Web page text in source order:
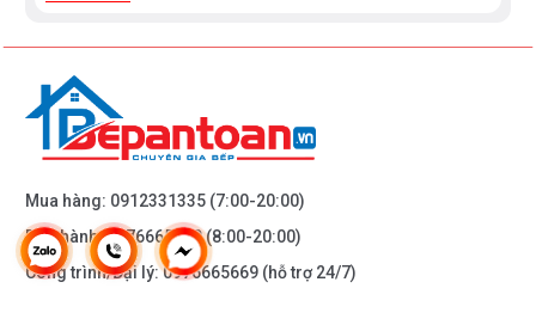
Mua hàng: 0912331335 (7:00-20:00)
Bảo hành:0976665669(8:00-20:00)
Công trình/Đại lý:0976665669 (hỗ trợ 24/7)